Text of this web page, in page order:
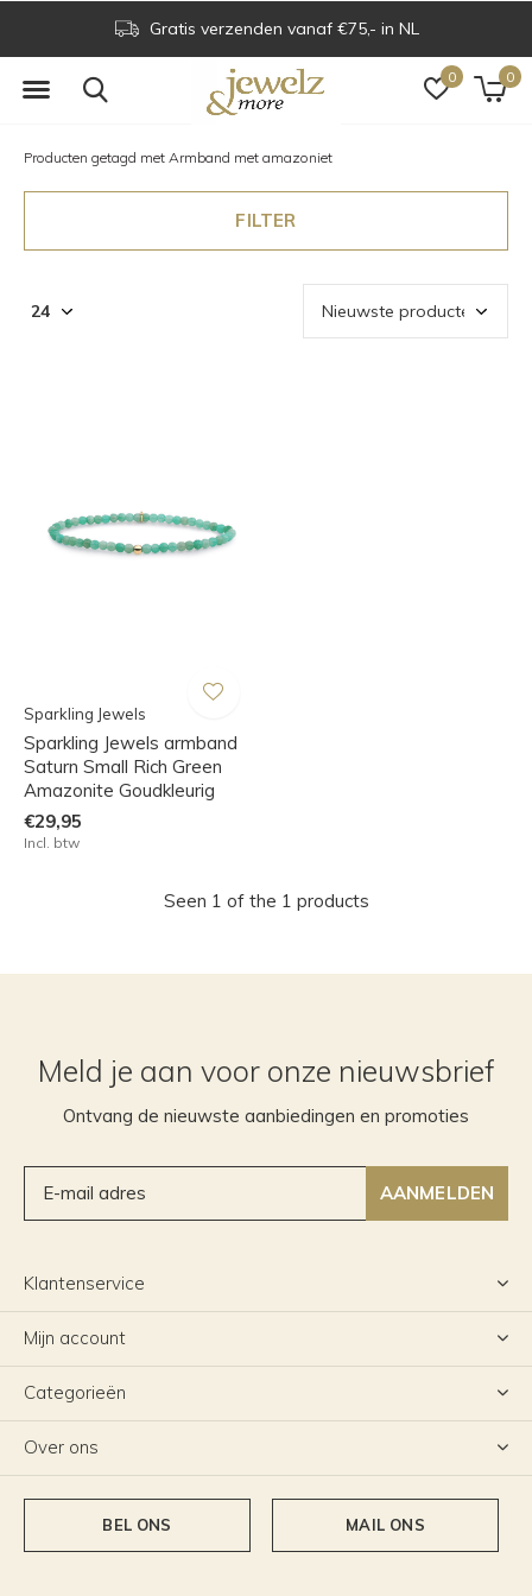
0 0
Gratis verzenden vanaf €75,- in NL
Producten getagd met Armband met amazoniet
FILTER
Sparkling Jewels
Sparkling Jewels armband
Saturn Small Rich Green
Amazonite Goudkleurig
€29,95
Incl. btw
Seen 1 of the 1 products
Meld je aan voor onze nieuwsbrief
Ontvang de nieuwste aanbiedingen en promoties
AANMELDEN
Klantenservice
Mijn account
Categorieën
Over ons
BEL ONS MAIL ONS